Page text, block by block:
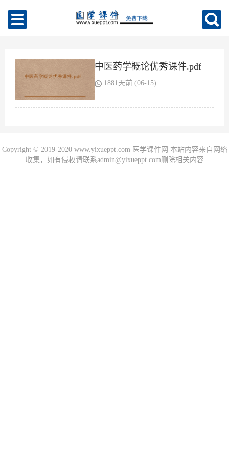
中医药学概论优秀课件.pdf
1881天前 (06-15)
Copyright © 2019-2020 www.yixueppt.com 医学课件网 本站内容来自网络
收集，如有侵权请联系admin@yixueppt.com删除相关内容